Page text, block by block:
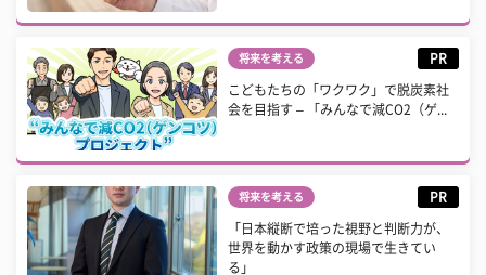
将来を考える PR
こどもたちの「ワクワク」で脱炭素社
会を目指す – 「みんなで減CO2（ゲ...
将来を考える PR
「日本縦断で培った視野と判断力が、
世界を動かす政策の現場で生きてい
る」